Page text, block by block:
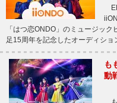
「はつ恋ONDO」のミュージッ
足15周年を記念したオーディシ
も
動